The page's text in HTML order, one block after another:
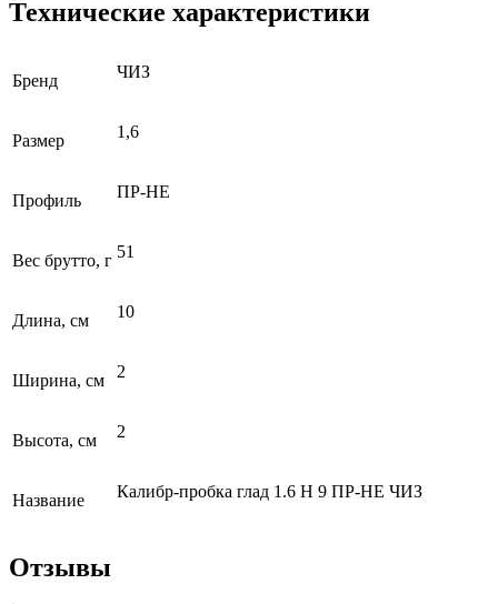
Технические характеристики
Бренд ЧИЗ
Размер 1,6
Профиль ПР-НЕ
Вес брутто, г 51
Длина, см 10
Ширина, см 2
Высота, см 2
Название Калибр-пробка глад 1.6 Н 9 ПР-НЕ ЧИЗ
Отзывы